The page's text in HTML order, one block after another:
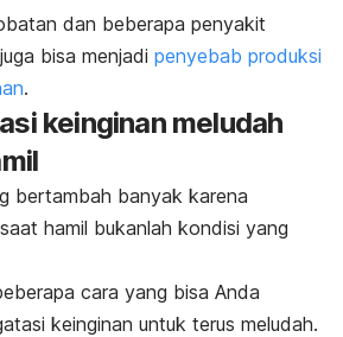
dan beberapa penyakit
bisa menjadi penyebab produksi
.
keinginan meludah
bertambah banyak karena
hamil bukanlah kondisi yang
cara yang bisa Anda
keinginan untuk terus meludah.